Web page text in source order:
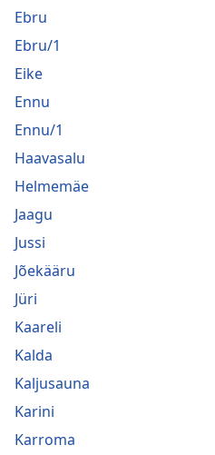
Ebru
Ebru/1
Eike
Ennu
Ennu/1
Haavasalu
Helmemäe
Jaagu
Jussi
Jõekääru
Jüri
Kaareli
Kalda
Kaljusauna
Karini
Karroma